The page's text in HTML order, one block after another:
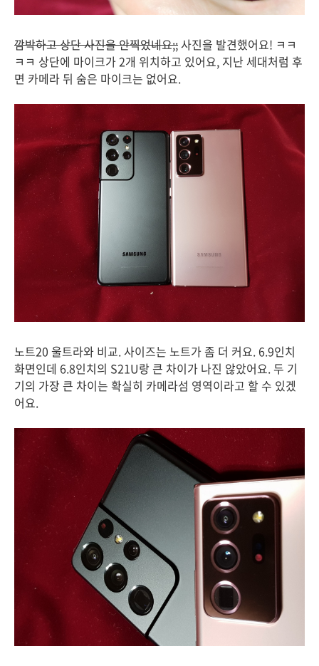
깜박하고 상단 사진을 안찍었네요;;사진을 발견했어요! ㅋㅋ
ㅋㅋ 상단에 마이크가 2개 위치하고 있어요, 지난 세대처럼 후
면 카메라 뒤 숨은 마이크는 없어요.
노트20 울트라와 비교. 사이즈는 노트가 좀 더 커요. 6.9인치
화면인데 6.8인치의 S21U랑 큰 차이가 나진 않았어요. 두 기
기의 가장 큰 차이는 확실히 카메라섬 영역이라고 할 수 있겠
어요.